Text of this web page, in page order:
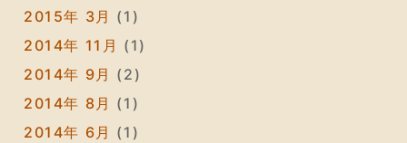
2015年 3月 (1)
2014年 11月 (1)
2014年 9月 (2)
2014年 8月 (1)
2014年 6月 (1)